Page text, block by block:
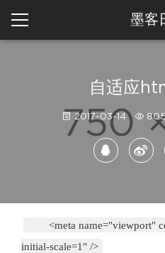
墨客
自适应
2017-03-14
<meta name="viewport"
initial-scale=1" />